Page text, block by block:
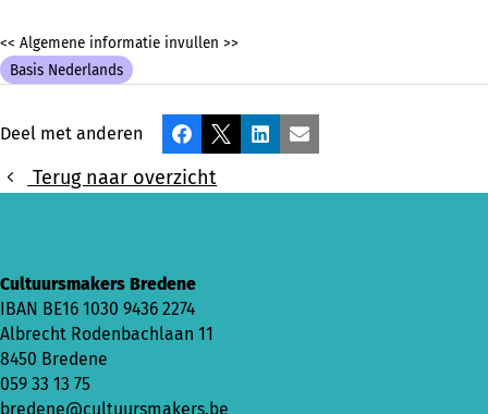
<< Algemene informatie invullen >>
Basis Nederlands
Deel met anderen Facebook
X LinkedInE-mail
Terug naar overzicht
Cultuursmakers Bredene
IBAN BE16 1030 9436 2274
Albrecht Rodenbachlaan 11
8450 Bredene
059 33 13 75
bredene@cultuursmakers.be